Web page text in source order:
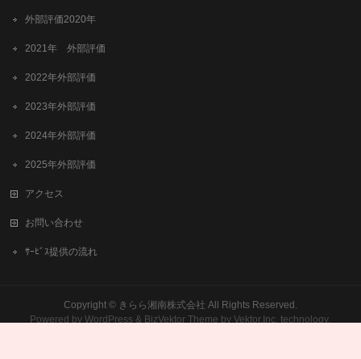
外部評価2020年
2021年 外部評価
2022年外部評価
2023年外部評価
2024年外部評価
2025年外部評価
アクセス
お問い合わせ
ｻｰﾋﾞｽ提供の流れ
Copyright © きらら湘南株式会社 All Rights Reserved.
Powered byWordPress & BizVektor Theme by Vektor,Inc. technology.